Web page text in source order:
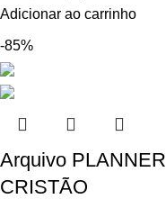
Adicionar ao carrinho
-85%
Arquivo PLANNER
CRISTÃO